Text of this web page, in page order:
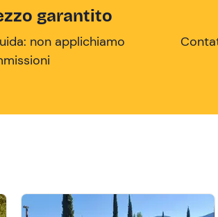
garantito
non applichiamo